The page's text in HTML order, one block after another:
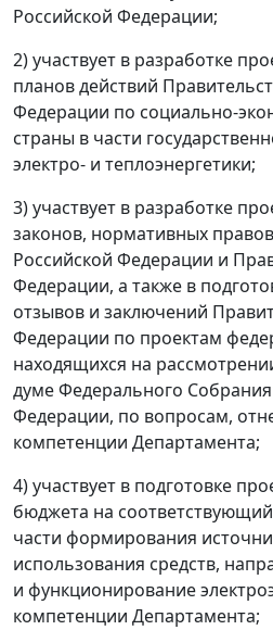
Российской Федерации;
2) участвует в разработке
планов действий
Федерации по социально-
страны в части
электро- и теплоэнергетики;
3) участвует в разработке
законов, нормативных
Российской Федерации и
Федерации, а также в
отзывов и заключений
Федерации по проектам
находящихся на
думе Федерального
Федерации, по вопросам,
компетенции Департамента;
4) участвует в подготовке
бюджета на
части формирования
использования средств,
и функционирование
компетенции Департамента;